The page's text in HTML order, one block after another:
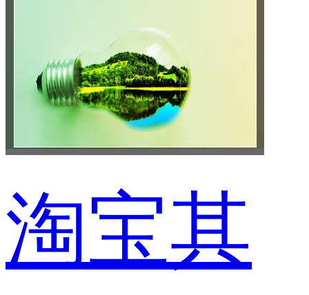
淘宝其